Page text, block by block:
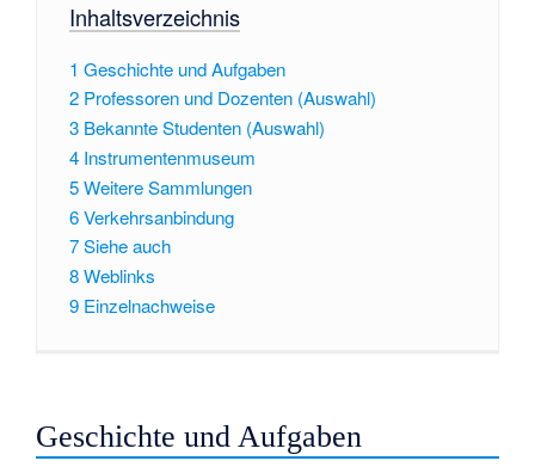
Inhaltsverzeichnis
1 Geschichte und Aufgaben
2 Professoren und Dozenten (Auswahl)
3 Bekannte Studenten (Auswahl)
4 Instrumentenmuseum
5Weitere Sammlungen
6Verkehrsanbindung
7Siehe auch
8Weblinks
9 Einzelnachweise
Geschichte und Aufgaben